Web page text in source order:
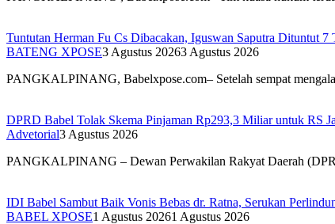
Tuntutan Herman Fu Cs Dibacakan, Iguswan Saputra Dituntut
BATENG XPOSE3 Agustus 20263 Agustus 2026
PANGKALPINANG, Babelxpose.com– Setelah sempat
DPRD Babel Tolak Skema Pinjaman Rp293,3 Miliar untuk RS
Advetorial3 Agustus 2026
PANGKALPINANG – Dewan Perwakilan Rakyat Daerah
IDI Babel Sambut Baik Vonis Bebas dr. Ratna, Serukan
BABEL XPOSE1 Agustus 20261 Agustus 2026